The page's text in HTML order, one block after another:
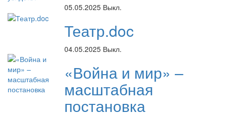
05.05.2025 Выкл.
Театр.doc
04.05.2025 Выкл.
«Война и мир» –
масштабная
постановка